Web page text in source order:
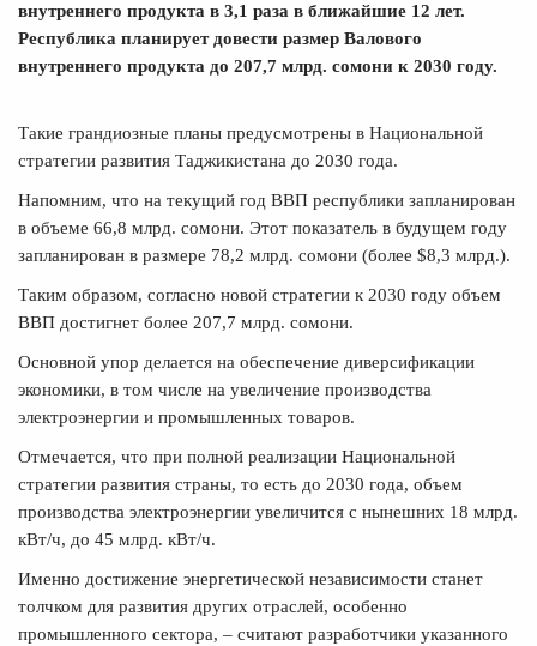
внутреннего продукта в 3,1 раза в ближайшие 12 лет.
Республика планирует довести размер Валового
внутреннего продукта до 207,7 млрд. сомони к 2030 году.
Такие грандиозные планы предусмотрены в Национальной
стратегии развития Таджикистана до 2030 года.
Напомним, что на текущий год ВВП республики запланирован
в объеме 66,8 млрд. сомони. Этот показатель в будущем году
запланирован в размере 78,2 млрд. сомони (более $8,3 млрд.).
Таким образом, согласно новой стратегии к 2030 году объем
ВВП достигнет более 207,7 млрд. сомони.
Основной упор делается на обеспечение диверсификации
экономики, в том числе на увеличение производства
электроэнергии и промышленных товаров.
Отмечается, что при полной реализации Национальной
стратегии развития страны, то есть до 2030 года, объем
производства электроэнергии увеличится с нынешних 18 млрд.
кВт/ч, до 45 млрд. кВт/ч.
Именно достижение энергетической независимости станет
толчком для развития других отраслей, особенно
промышленного сектора, – считают разработчики указанного